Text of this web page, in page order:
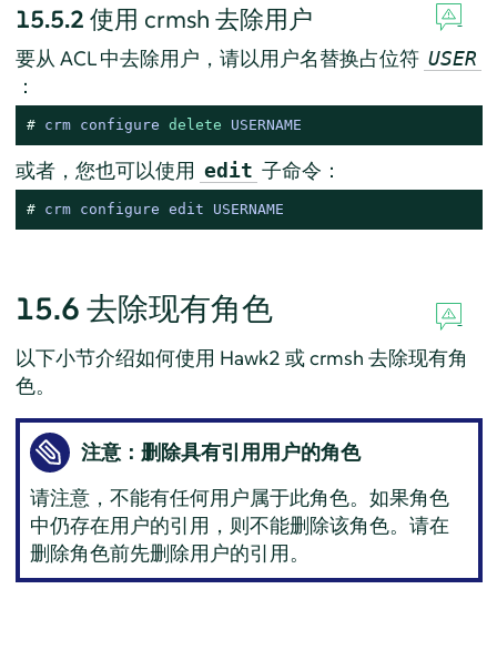
15.5.2 使用 crmsh 去除用户
要从 ACL 中去除用户，请以用户名替换占位符 USER
：
# crm configure delete USERNAME
或者，您也可以使用 edit 子命令：
# crm configure edit USERNAME
15.6 去除现有角色
以下小节介绍如何使用 Hawk2 或 crmsh 去除现有角
色。
注意：删除具有引用用户的角色
请注意，不能有任何用户属于此角色。如果角色
中仍存在用户的引用，则不能删除该角色。请在
删除角色前先删除用户的引用。